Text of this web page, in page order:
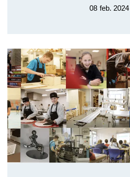
08 feb. 2024